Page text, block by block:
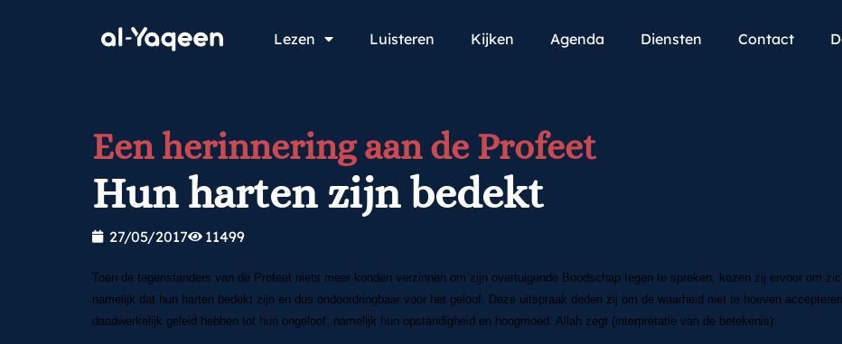
Lezen Luisteren Kijken Agenda Diensten Contact
Een herinnering aan de Profeet
Hun harten zijn bedekt
27/05/2017 11499
Toen de tegenstanders van de Profeet niets meer konden verzinnen om zijn overtuigende Boodschap tegen te spreken, kozen zij ervoor om
namelijk dat hun harten bedekt zijn en dus ondoordringbaar voor het geloof. Deze uitspraak deden zij om de waarheid niet te hoeven
daadwerkelijk geleid hebben tot hun ongeloof, namelijk hun opstandigheid en hoogmoed. Allah zegt (interpretatie van de betekenis):